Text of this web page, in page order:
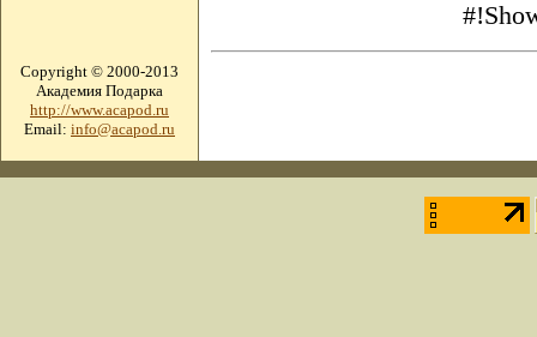
Copyright © 2000-2013
Академия Подарка
http://www.acapod.ru
Email: info@acapod.ru